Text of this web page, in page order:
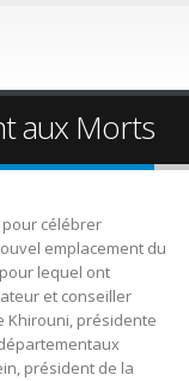
aux Morts
pour célébrer
emplacement du
lequel ont
et conseiller
Khirouni, présidente
président de la